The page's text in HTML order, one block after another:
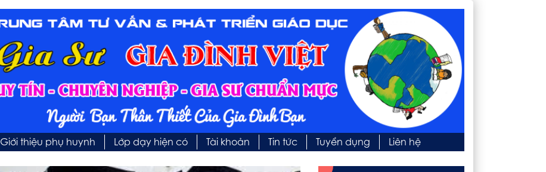
Giới thiệu phụ huynh Lớp dạy hiện có Tài khoản Tin tức Tuyển dụng Liên hệ